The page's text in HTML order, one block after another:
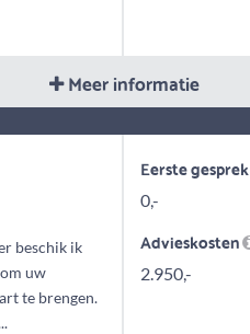
Meer informatie
beschik ik
uw
te brengen.
Eerste gesprek
0,-
Advieskosten
2.950,-